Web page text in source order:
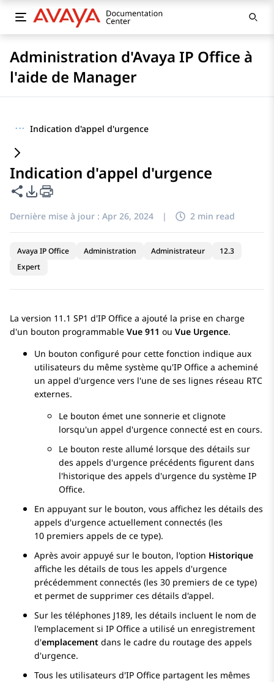
Administration d'Avaya IP Office à
l'aide de Manager
··· Indication d'appel d'urgence
Indication d'appel d'urgence
Partager cette page
Options d'exportation PDF
Dernière mise à jour : Apr 26, 2024 | 2 min read
Avaya IP Office Administration Administrateur
12.3
Expert
La version 11.1 SP1 d'IP Office a ajouté la prise en charge
d'un bouton programmable Vue 911 ou Vue Urgence.
Un bouton configuré pour cette fonction indique aux
utilisateurs du même système qu'IP Office a acheminé
un appel d'urgence vers l'une de ses lignes réseau RTC
externes.
Le bouton émet une sonnerie et clignote
lorsqu'un appel d'urgence connecté est en cours.
Le bouton reste allumé lorsque des détails sur
des appels d'urgence précédents figurent dans
l'historique des appels d'urgence du système IP
Office.
En appuyant sur le bouton, vous affichez les détails des
appels d'urgence actuellement connectés (les
10 premiers appels de ce type).
Après avoir appuyé sur le bouton, l'option Historique
affiche les détails de tous les appels d'urgence
précédemment connectés (les 30 premiers de ce type)
et permet de supprimer ces détails d'appel.
Sur les téléphones J189, les détails incluent le nom de
l'emplacement si IP Office a utilisé un enregistrement
d'emplacement dans le cadre du routage des appels
d'urgence.
Tous les utilisateurs d'IP Office partagent les mêmes